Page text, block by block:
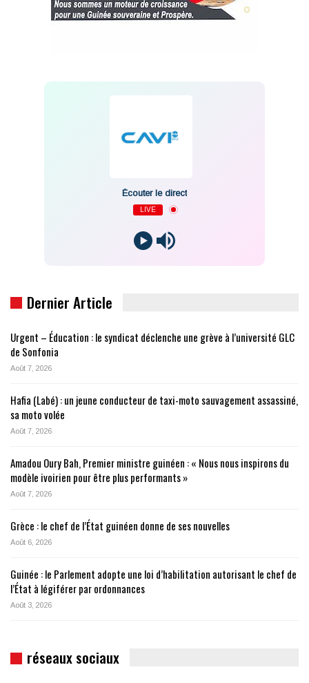
Écouter le direct
LIVE
Dernier Article
Urgent – Éducation : le syndicat déclenche une grève à l’université GLC
de Sonfonia
Août 7, 2026
Hafia (Labé) : un jeune conducteur de taxi-moto sauvagement assassiné,
sa moto volée
Août 7, 2026
Amadou Oury Bah, Premier ministre guinéen : « Nous nous inspirons du
modèle ivoirien pour être plus performants »
Août 7, 2026
Grèce : le chef de l’État guinéen donne de ses nouvelles
Août 6, 2026
Guinée : le Parlement adopte une loi d’habilitation autorisant le chef de
l’État à légiférer par ordonnances
Août 3, 2026
réseaux sociaux